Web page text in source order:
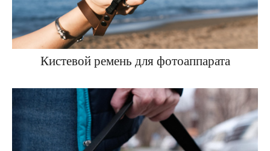
Кистевой ремень для фотоаппарата